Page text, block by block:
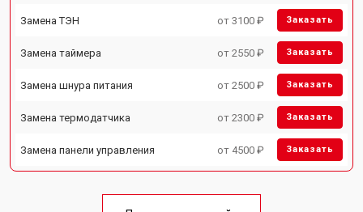
Замена ТЭН от 3100 ₽ Заказать
Замена таймера от 2550 ₽ Заказать
Замена шнура питания от 2500 ₽ Заказать
Замена термодатчика от 2300 ₽ Заказать
Замена панели управления от 4500 ₽ Заказать